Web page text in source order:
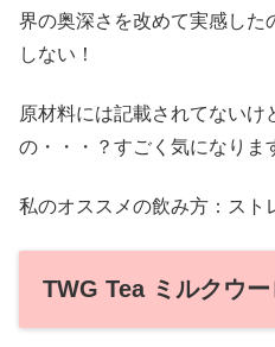
界の奥深さを改めて実感した
しない！
原材料には記載されてないけ
の・・・？すごく気になりま
私のオススメの飲み方：スト
TWG Tea ミルクウー